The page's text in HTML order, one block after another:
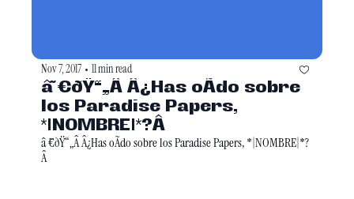
Nov 7, 2017 • 11 min read
â ̃€ðŸ“„Â Â¿Has oÃ­do sobre
los Paradise Papers,
â ̃€ðŸ“„Â Â¿Has oÃ­do sobre los Paradise Papers, *|NOMBRE|*?
Â